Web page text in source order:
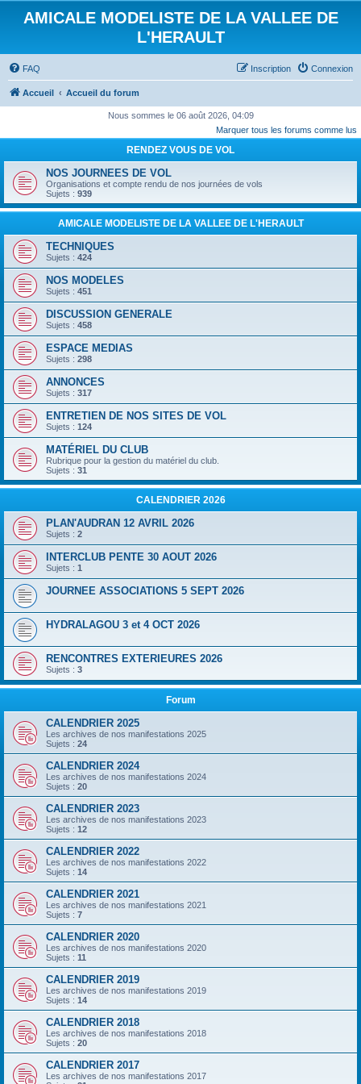
AMICALE MODELISTE DE LA VALLEE DE
L'HERAULT
FAQ Connexion
Inscription
Accueil Accueil du forum
Nous sommes le 06 août 2026, 04:09
Marquer tous les forums comme lus
RENDEZ VOUS DE VOL
NOS JOURNEES DE VOL
Organisations et compte rendu de nos journées de vols
Sujets : 939
AMICALE MODELISTE DE LA VALLEE DE L'HERAULT
TECHNIQUES
Sujets : 424
NOS MODELES
Sujets : 451
DISCUSSION GENERALE
Sujets : 458
ESPACE MEDIAS
Sujets : 298
ANNONCES
Sujets : 317
ENTRETIEN DE NOS SITES DE VOL
Sujets : 124
MATÉRIEL DU CLUB
Rubrique pour la gestion du matériel du club.
Sujets : 31
CALENDRIER 2026
PLAN'AUDRAN 12 AVRIL 2026
Sujets : 2
INTERCLUB PENTE 30 AOUT 2026
Sujets : 1
JOURNEE ASSOCIATIONS 5 SEPT 2026
HYDRALAGOU 3 et 4 OCT 2026
RENCONTRES EXTERIEURES 2026
Sujets : 3
Forum
CALENDRIER 2025
Les archives de nos manifestations 2025
Sujets : 24
CALENDRIER 2024
Les archives de nos manifestations 2024
Sujets : 20
CALENDRIER 2023
Les archives de nos manifestations 2023
Sujets : 12
CALENDRIER 2022
Les archives de nos manifestations 2022
Sujets : 14
CALENDRIER 2021
Les archives de nos manifestations 2021
Sujets : 7
CALENDRIER 2020
Les archives de nos manifestations 2020
Sujets : 11
CALENDRIER 2019
Les archives de nos manifestations 2019
Sujets : 14
CALENDRIER 2018
Les archives de nos manifestations 2018
Sujets : 20
CALENDRIER 2017
Les archives de nos manifestations 2017